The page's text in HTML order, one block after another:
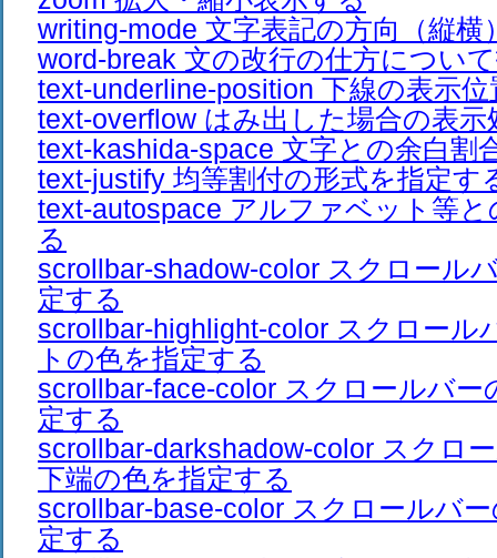
writing-mode 文字表記の方向（縦横
word-break 文の改行の仕方につい
text-underline-position 下線の表示
text-overflow はみ出した場合の表
text-kashida-space 文字との余白割
text-justify 均等割付の形式を指定す
text-autospace アルファベット等
る
scrollbar-shadow-color スクロール
定する
scrollbar-highlight-color スクロール
トの色を指定する
scrollbar-face-color スクロールバー
定する
scrollbar-darkshadow-color スクロ
下端の色を指定する
scrollbar-base-color スクロールバ
定する